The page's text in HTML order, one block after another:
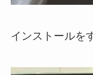
インストールを